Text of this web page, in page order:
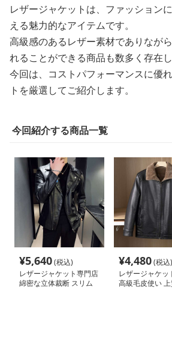
レザージャケットは、ファッション
える魅力的なアイテムです。
高級感のあるレザー素材でありなが
れることができる商品も数多く存在し
今回は、コストパフォーマンスに優
トを厳選してご紹介します。
今回紹介する商品一覧
¥5,640(税込)
レザージャケット専門店
綿密な立体裁断 スリム
¥4,480(税込)
レザージャケッ
高級毛皮使い